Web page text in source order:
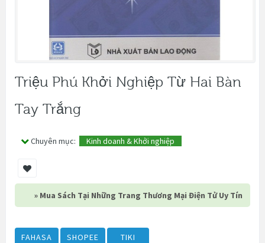
Triệu Phú Khởi Nghiệp Từ Hai Bàn
Tay Trắng
Chuyên mục: Kinh doanh & Khởi nghiệp
» Mua Sách Tại Những Trang Thương Mại Điện Tử Uy Tín
FAHASA SHOPEE TIKI